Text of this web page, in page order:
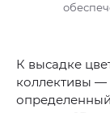
К высадке
коллективы